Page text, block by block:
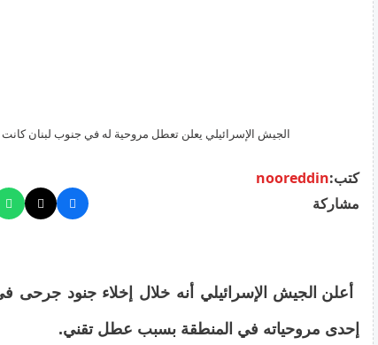
الجيش الإسرائيلي يعلن تعطل مروحية له في جنوب لبنان
كتب:nooreddin
مشاركة
أعلن الجيش الإسرائيلي أنه خلال إخلاء جنود
إحدى مروحياته في المنطقة بسبب عطل تقني.